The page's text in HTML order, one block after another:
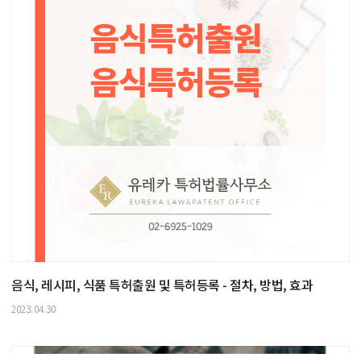
음식, 레시피, 식품 특허출원 및 특허등록 - 절차, 방법, 효과
2023.04.30